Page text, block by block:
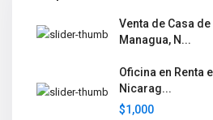
Venta de Casa de
Managua, N...
Oficina en Renta
Nicarag...
$1,000